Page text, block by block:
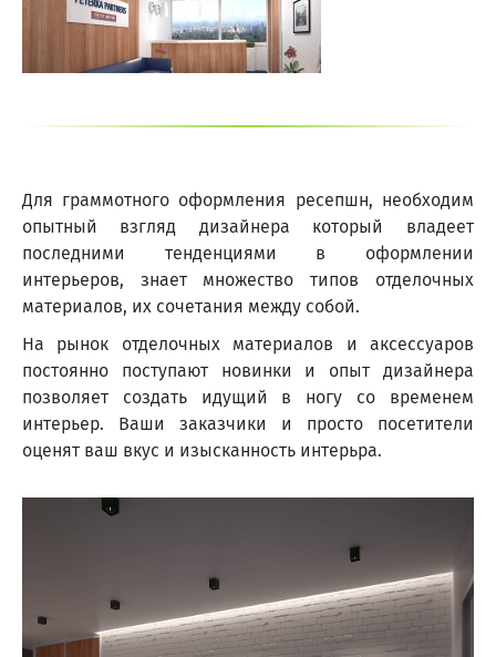
Для граммотного оформления ресепшн, необходим
опытный взгляд дизайнера который владеет
последними тенденциями в оформлении
интерьеров, знает множество типов отделочных
материалов, их сочетания между собой.
На рынок отделочных материалов и аксессуаров
постоянно поступают новинки и опыт дизайнера
позволяет создать идущий в ногу со временем
интерьер. Ваши заказчики и просто посетители
оценят ваш вкус и изысканность интерьра.